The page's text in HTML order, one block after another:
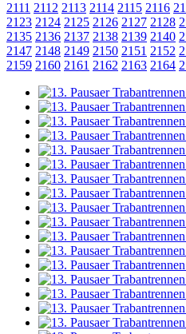
2111 2112 2113 2114 2115 2116
2123 2124 2125 2126 2127 2128
2135 2136 2137 2138 2139 2140
2147 2148 2149 2150 2151 2152
2159 2160 2161 2162 2163 2164